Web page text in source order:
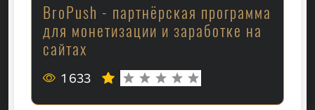
BroPush - партнёрская программа
для монетизации и заработке на
сайтах
1 633